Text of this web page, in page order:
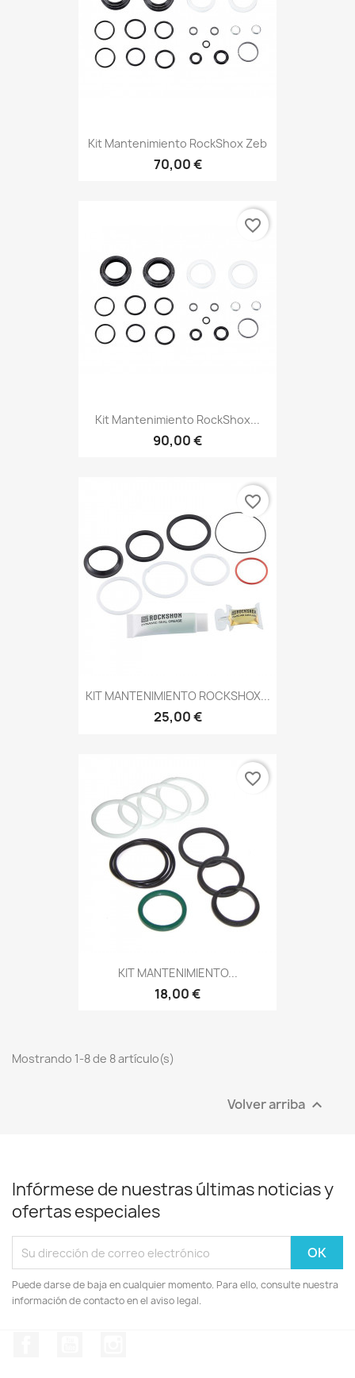
Kit Mantenimiento RockShox Zeb
70,00 €
Kit Mantenimiento RockShox...
90,00 €
favorite_border
KIT MANTENIMIENTO ROCKSHOX...
25,00 €
favorite_border
KIT MANTENIMIENTO...
18,00 €
favorite_border
Mostrando 1-8 de 8 artículo(s)
Volver arriba 
Infórmese de nuestras últimas noticias y
ofertas especiales
Puede darse de baja en cualquier momento. Para ello, consulte nuestra
información de contacto en el aviso legal.